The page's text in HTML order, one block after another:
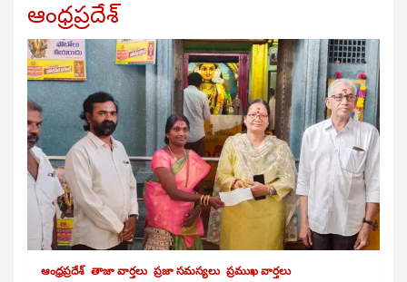
ఆంధ్రప్రదేశ్
ఆంధ్రప్రదేశ్ తాజా వార్తలు ప్రజా సమస్యలు ప్రముఖ వార్తలు